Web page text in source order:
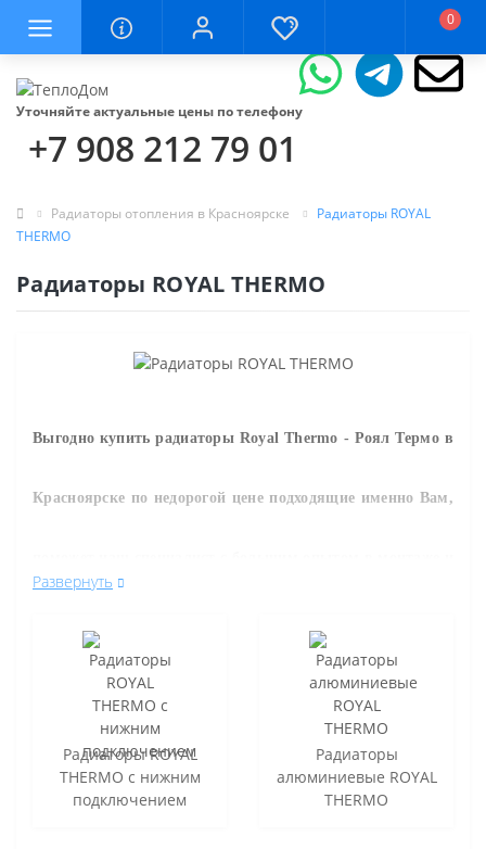
0
Уточняйте актуальные цены по телефону
+7 908 212 79 01
Радиаторы отопления в Красноярске
Радиаторы ROYAL
THERMO
Радиаторы ROYAL THERMO
Выгодно купить радиаторы Royal Thermo - Роял Термо в
Красноярске по недорогой цене подходящие именно Вам,
Вы можете уточнить цену на адиаторы RoyalThermo
другие товары нашего магазина.
Развернуть
Радиаторы ROYAL
THERMO с нижним
подключением
Радиаторы
алюминиевые ROYAL
THERMO